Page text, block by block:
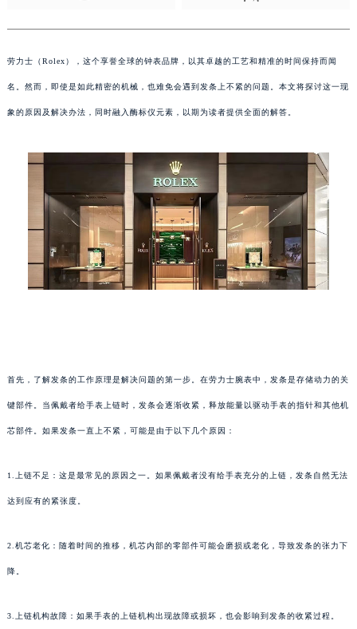
劳力士（Rolex），这个享誉全球的钟表品牌，以其卓越的工艺和精准的时间保持而闻
名。然而，即使是如此精密的机械，也难免会遇到发条上不紧的问题。本文将探讨这一现
象的原因及解决办法，同时融入酶标仪元素，以期为读者提供全面的解答。
首先，了解发条的工作原理是解决问题的第一步。在劳力士腕表中，发条是存储动力的关
键部件。当佩戴者给手表上链时，发条会逐渐收紧，释放能量以驱动手表的指针和其他机
芯部件。如果发条一直上不紧，可能是由于以下几个原因：
1.上链不足：这是最常见的原因之一。如果佩戴者没有给手表充分的上链，发条自然无法
达到应有的紧张度。
2.机芯老化：随着时间的推移，机芯内部的零部件可能会磨损或老化，导致发条的张力下
降。
3.上链机构故障：如果手表的上链机构出现故障或损坏，也会影响到发条的收紧过程。